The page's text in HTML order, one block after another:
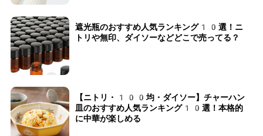
遮光瓶のおすすめ人気ランキング10選！ニ
トリや無印、ダイソーなどどこで売ってる？
【ニトリ・100均・ダイソー】チャーハン
皿のおすすめ人気ランキング10選！本格的
に中華が楽しめる